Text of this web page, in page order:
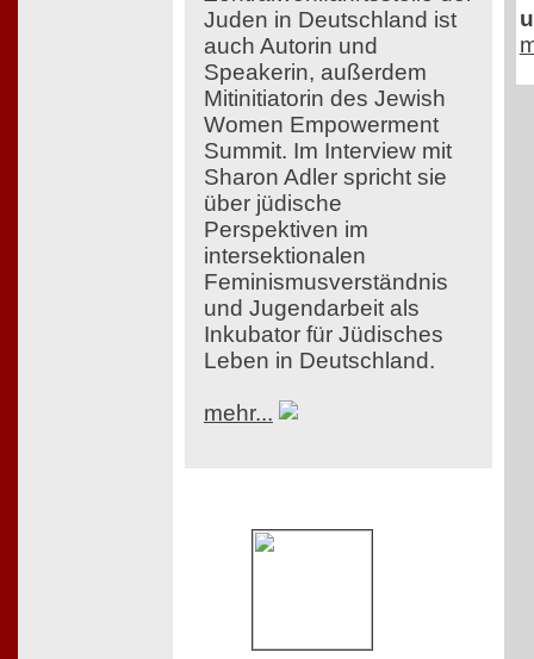
Juden in Deutschland ist
auch Autorin und
Speakerin, außerdem
Mitinitiatorin des Jewish
Women Empowerment
Summit. Im Interview mit
Sharon Adler spricht sie
über jüdische
Perspektiven im
intersektionalen
Feminismusverständnis
und Jugendarbeit als
Inkubator für Jüdisches
Leben in Deutschland.
mehr...